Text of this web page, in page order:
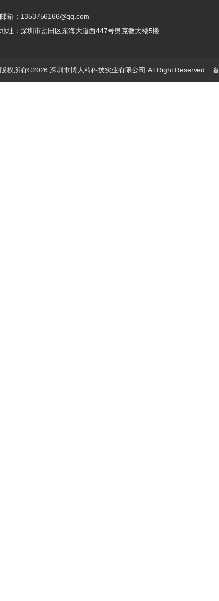
邮箱：1353756166@qq.com
地址：深圳市盐田区东海大道西447号奥克微大楼5楼
版权所有©2026 深圳市博大精科技实业有限公司 All Right Reserved